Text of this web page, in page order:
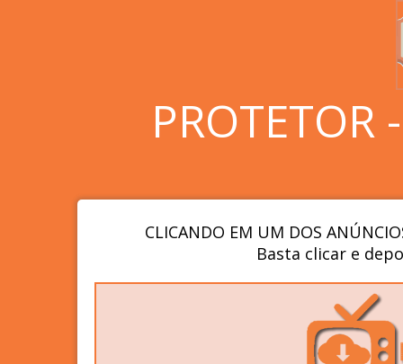
PROTETOR
CLICANDO EM UM DOS
Basta clicar e